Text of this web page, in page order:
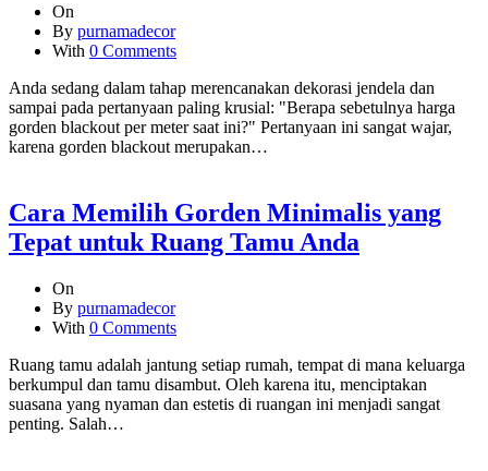
On
By purnamadecor
With 0 Comments
Anda sedang dalam tahap merencanakan dekorasi jendela dan
sampai pada pertanyaan paling krusial: "Berapa sebetulnya harga
gorden blackout per meter saat ini?" Pertanyaan ini sangat wajar,
karena gorden blackout merupakan…
Cara Memilih Gorden Minimalis yang
Tepat untuk Ruang Tamu Anda
On
By purnamadecor
With 0 Comments
Ruang tamu adalah jantung setiap rumah, tempat di mana keluarga
berkumpul dan tamu disambut. Oleh karena itu, menciptakan
suasana yang nyaman dan estetis di ruangan ini menjadi sangat
penting. Salah…